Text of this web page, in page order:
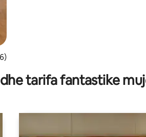
mesatar 4,96 nga 5, 76 vlerësime
tarifa fantastike